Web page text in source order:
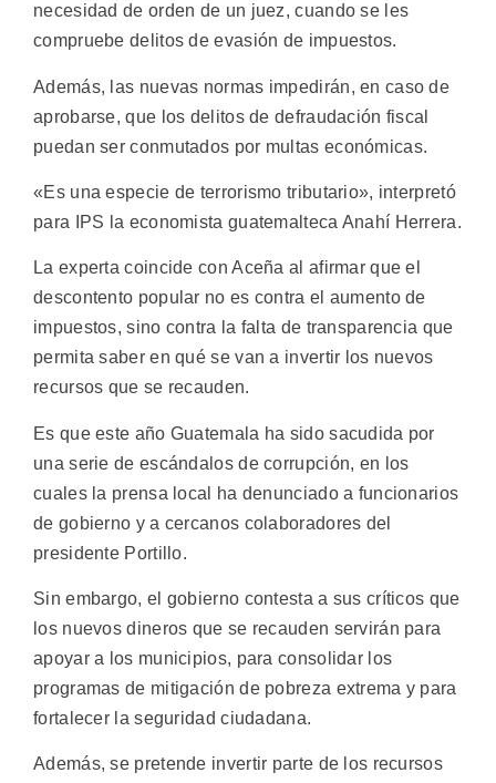
necesidad de orden de un juez, cuando se les
compruebe delitos de evasión de impuestos.
Además, las nuevas normas impedirán, en caso de
aprobarse, que los delitos de defraudación fiscal
puedan ser conmutados por multas económicas.
«Es una especie de terrorismo tributario», interpretó
para IPS la economista guatemalteca Anahí Herrera.
La experta coincide con Aceña al afirmar que el
descontento popular no es contra el aumento de
impuestos, sino contra la falta de transparencia que
permita saber en qué se van a invertir los nuevos
recursos que se recauden.
Es que este año Guatemala ha sido sacudida por
una serie de escándalos de corrupción, en los
cuales la prensa local ha denunciado a funcionarios
de gobierno y a cercanos colaboradores del
presidente Portillo.
Sin embargo, el gobierno contesta a sus críticos que
los nuevos dineros que se recauden servirán para
apoyar a los municipios, para consolidar los
programas de mitigación de pobreza extrema y para
fortalecer la seguridad ciudadana.
Además, se pretende invertir parte de los recursos